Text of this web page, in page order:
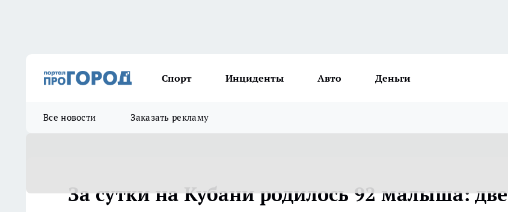
Спорт Инциденты Авто Деньги
Все новости Заказать рекламу
За сутки на Кубани родилось 92 малыша: две